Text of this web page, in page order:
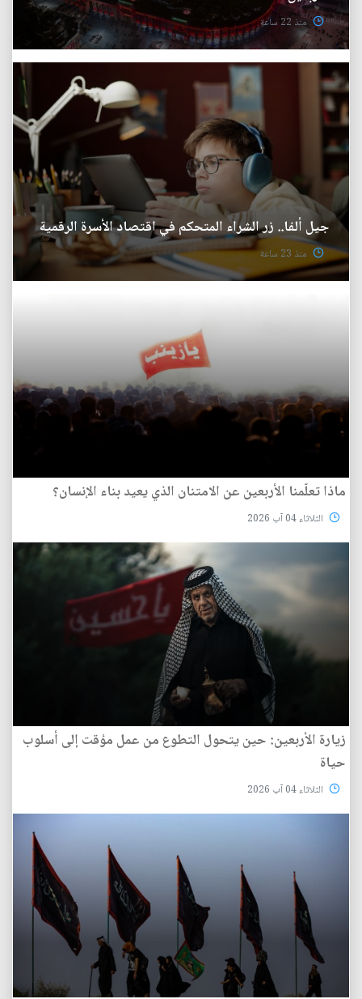
منذ 22 ساعة
جيل ألفا.. زر الشراء المتحكم في اقتصاد الأسرة الرقمية
منذ 23 ساعة
ماذا تعلّمنا الأربعين عن الامتنان الذي يعيد بناء الإنسان؟
الثلاثاء 04 آب 2026
زيارة الأربعين: حين يتحول التطوع من عمل مؤقت إلى أسلوب
حياة
الثلاثاء 04 آب 2026